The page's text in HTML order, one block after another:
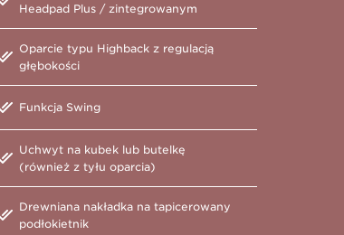
Headpad Plus / zintegrowanym
Oparcie typu Highback z regulacją
głębokości
Funkcja Swing
Uchwyt na kubek lub butelkę
(również z tyłu oparcia)
Drewniana nakładka na tapicerowany
podłokietnik